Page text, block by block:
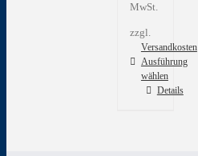
MwSt.
zzgl.
Versandkosten
Ausführung
wählen
Dieses Details